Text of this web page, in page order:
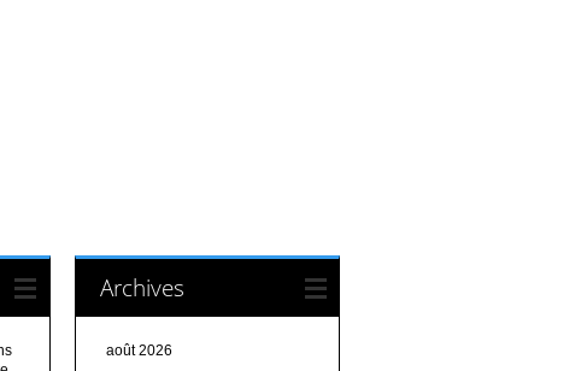
Archives
août 2026